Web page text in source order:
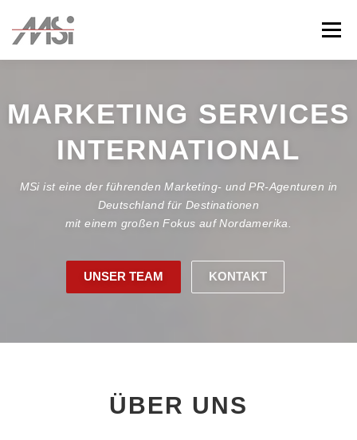
springen
Menü
MARKETING SERVICES
INTERNATIONAL
MSi ist eine der führenden Marketing- und PR-Agenturen in
Deutschland für Destinationen
mit einem großen Fokus auf Nordamerika.
UNSER TEAM KONTAKT
ÜBER UNS